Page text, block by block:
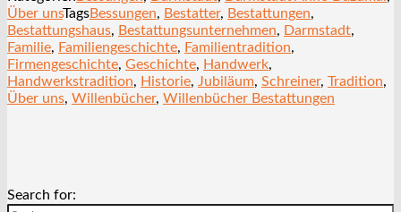
Über unsTagsBessungen, Bestatter, Bestattungen,
Bestattungshaus, Bestattungsunternehmen, Darmstadt,
Familie, Familiengeschichte, Familientradition,
Firmengeschichte, Geschichte, Handwerk,
Handwerkstradition, Historie, Jubiläum, Schreiner, Tradition,
Über uns, Willenbücher, Willenbücher Bestattungen
Search for: